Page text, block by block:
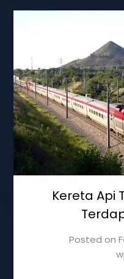
Kereta Api
Posted on